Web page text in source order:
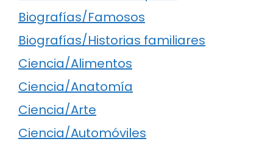
Biografías/Famosos
Biografías/Historias familiares
Ciencia/Alimentos
Ciencia/Anatomía
Ciencia/Arte
Ciencia/Automóviles